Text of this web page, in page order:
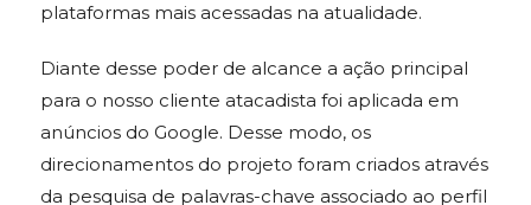
plataformas mais acessadas na atualidade.
Diante desse poder de alcance a ação principal
para o nosso cliente atacadista foi aplicada em
anúncios do Google. Desse modo, os
direcionamentos do projeto foram criados através
da pesquisa de palavras-chave associado ao perfil